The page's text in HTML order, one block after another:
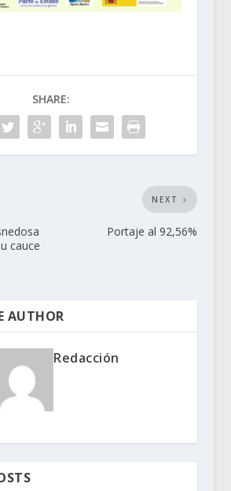
SHARE:
cauce
NEXT
Portaje al 92,56%
AUTHOR
Redacción